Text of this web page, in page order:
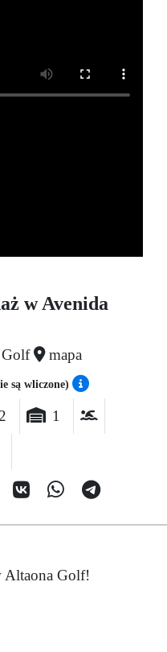
w Avenida
Golf mapa
są wliczone)
2 1
Altaona Golf!